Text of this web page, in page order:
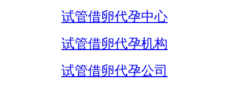
试管借卵代孕中心
试管借卵代孕机构
试管借卵代孕公司